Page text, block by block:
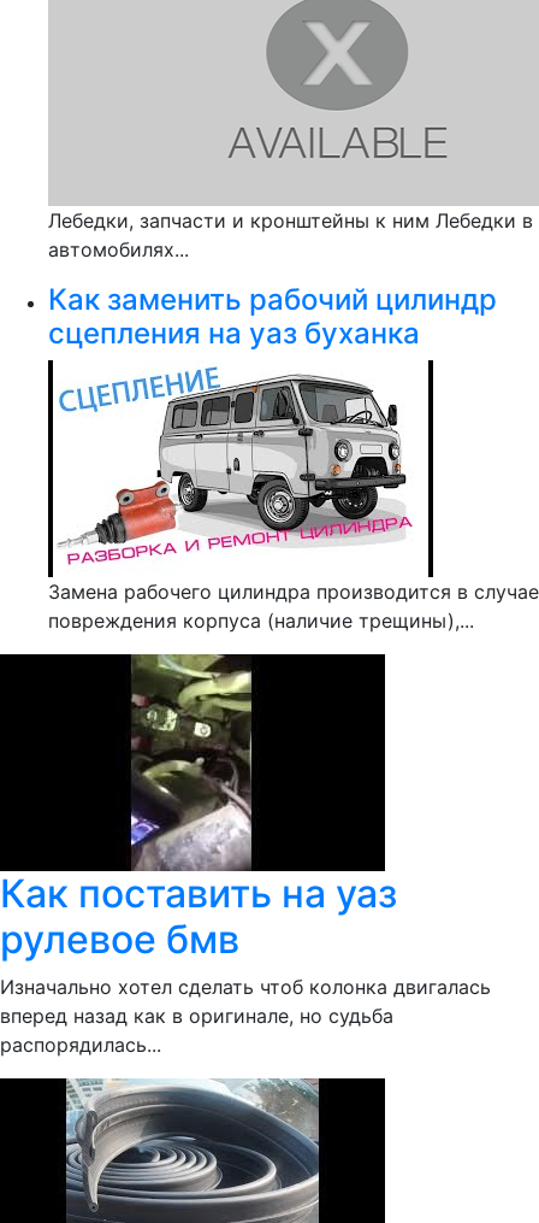
Лебедки, запчасти и кронштейны к ним Лебедки в
автомобилях...
Как заменить рабочий цилиндр
сцепления на уаз буханка
Замена рабочего цилиндра производится в случае
повреждения корпуса (наличие трещины),...
Как поставить на уаз
рулевое бмв
Изначально хотел сделать чтоб колонка двигалась
вперед назад как в оригинале, но судьба
распорядилась...